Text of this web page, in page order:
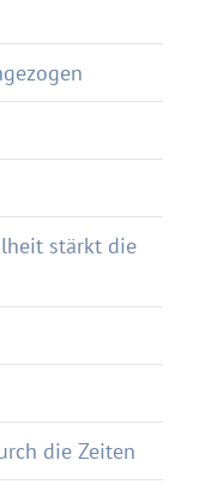
stärkt die
die Zeiten